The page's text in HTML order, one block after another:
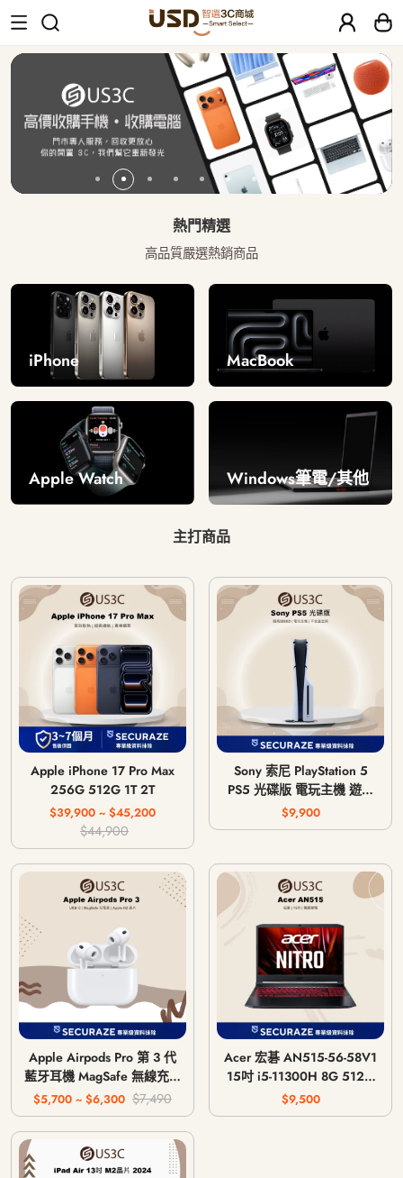
USD 智選二手3C商城｜【30天安心
熱門精選
高品質嚴選熱銷商品
iPhone MacBook
Apple Watch Windows筆電/其他
主打商品
Apple iPhone 17 Pro Max
256G 512G 1T 2T
$39,900 ~ $45,200
$44,900
Sony 索尼 PlayStation 5
PS5 光碟版 電玩主機 遊戲
主機 CFI-1018A / CFI-
1118A / CFI-1218A
$9,900
Apple Airpods Pro 第 3 代
藍牙耳機 MagSafe 無線充電
版 USB-C
$5,700 ~ $6,300 $7,490
Acer 宏碁 AN515-56-58V1
15吋 i5-11300H 8G 512G
GTX 1650 4G
$9,500